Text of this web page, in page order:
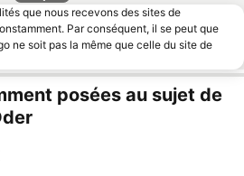
que nous recevons des sites de
Par conséquent, il se peut que
ne soit pas la même que celle du site de
posées au sujet de